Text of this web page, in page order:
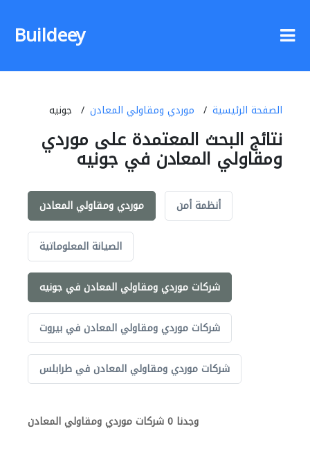
Buildeey
الصفحة الرئيسية موردي ومقاولي المعادن جونيه
نتائج البحث المعتمدة على موردي
ومقاولي المعادن في جونيه
موردي ومقاولي المعادن أنظمة أمن
الصيانة المعلوماتية
شركات موردي ومقاولي المعادن في جونيه
شركات موردي ومقاولي المعادن في بيروت
شركات موردي ومقاولي المعادن في طرابلس
وجدنا 0 شركات موردي ومقاولي المعادن